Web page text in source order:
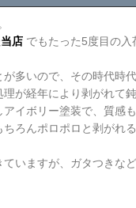
店 でもたった5度目の入
多いので、その時代時
が経年により剥がれて
イボリー塗装で、質
ろんポロポロと剥がれ
いますが、ガタつき